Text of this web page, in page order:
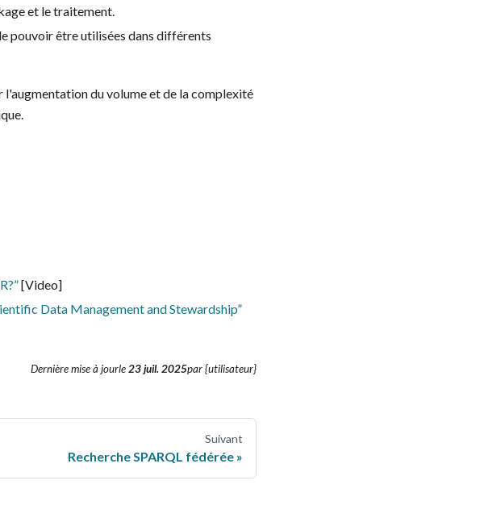
et le traitement.
pouvoir être utilisées dans différents
du volume et de la complexité
[Video]
Data Management and Stewardship”
Dernière mise à jourle23 juil. 2025par {utilisateur}
Suivant
Recherche SPARQL fédérée